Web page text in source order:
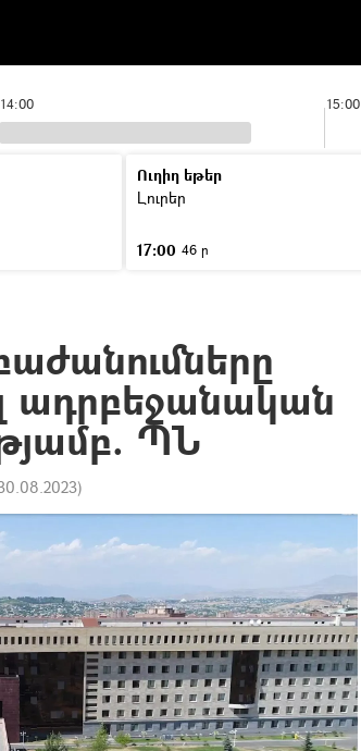
14:00 15:00
Ուղիղ եթեր
Լուրեր
17:00 46 ր
ադրբեջանական
ՊՆ
)